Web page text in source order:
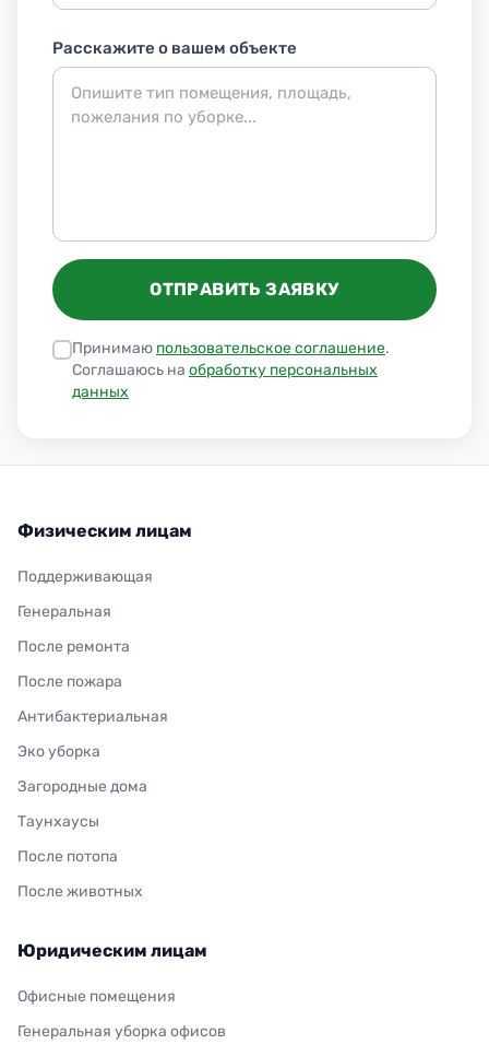
Расскажите о вашем объекте
ОТПРАВИТЬ ЗАЯВКУ
Принимаю пользовательское соглашение.
Соглашаюсь на обработку персональных
данных
Физическим лицам
Поддерживающая
Генеральная
После ремонта
После пожара
Антибактериальная
Эко уборка
Загородные дома
Таунхаусы
После потопа
После животных
Юридическим лицам
Офисные помещения
Генеральная уборка офисов